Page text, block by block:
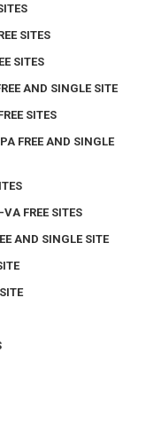
SITES
SITES
AND SINGLE SITE
SITES
FREE AND SINGLE
FREE SITES
AND SINGLE SITE